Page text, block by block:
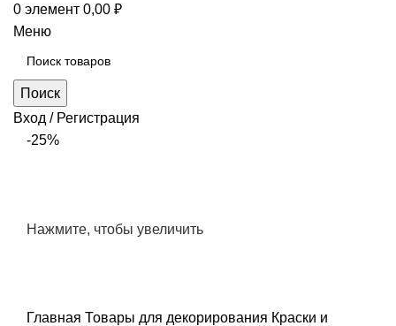
0 элемент 0,00 ₽
Меню
Поиск
Вход / Регистрация
-25%
Нажмите, чтобы увеличить
Главная Товары для декорирования Краски и